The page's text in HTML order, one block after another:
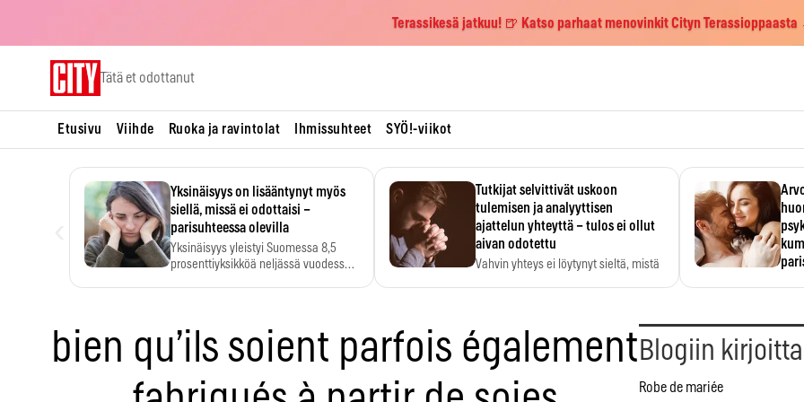
Terassikesä jatkuu! 🍺 Katso parhaat menovinkit Cityn Terassioppaasta
Tätä et odottanut
Etusivu Viihde Ruoka ja ravintolat Ihmissuhteet SYÖ!-viikot
Yksinäisyys on lisääntynyt myös
siellä, missä ei odottaisi –
parisuhteessa olevilla
Yksinäisyys yleistyi Suomessa 8,5
prosenttiyksikköä neljässä vuodessa.
Tutkijat selvittivät uskoon
tulemisen ja analyyttisen
ajattelun yhteyttä – tulos ei ollut
aivan odotettu
Vahvin yhteys ei löytynyt sieltä, mistä
bien qu’ils soient parfois également Blogiin
Robe de mariée